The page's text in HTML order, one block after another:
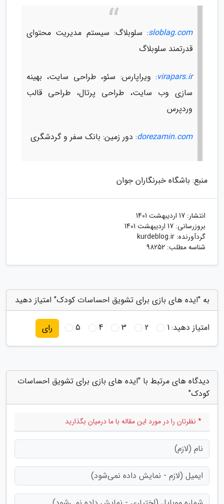
sloblag.com: سلوبلاگ: سیستم مدیریت محتوای
قدرتمند سلوبلاگ
virapars.ir: ویراپارس: سئو، طراحی سایت، بهینه
سازی وب سایت، طراحی پرتال، طراحی قالب
وردپرس
dorezamin.com: دور زمین: بانک سفر و گردشگری
منبع: باشگاه خبرنگاران جوان
انتشار: 17 اردیبهشت 1401
بروزرسانی: 17 اردیبهشت 1401
گردآورنده: kurdeblog.ir
شناسه مطلب: 98252
به "ایده های بازی برای تشویق احساسات کودک" امتیاز دهید
امتیاز دهید:1
2
3
4
5 رای
دیدگاه های مرتبط با "ایده های بازی برای تشویق احساسات
کودک"
* نظرتان را در مورد این مقاله با ما درمیان بگذارید